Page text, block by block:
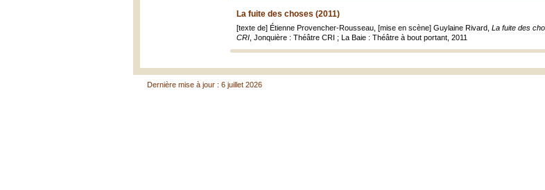
La fuite des choses (2011)
[texte de] Étienne Provencher-Rousseau, [mise en scène] Guylaine Rivard, La fuite des
CRI , Jonquière : Théâtre CRI ; La Baie : Théâtre à bout portant, 2011
Dernière mise à jour : 6 juillet 2026